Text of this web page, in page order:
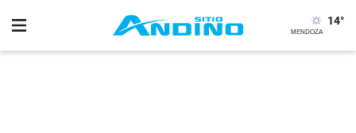
14°